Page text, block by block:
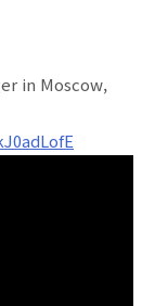
in Moscow,